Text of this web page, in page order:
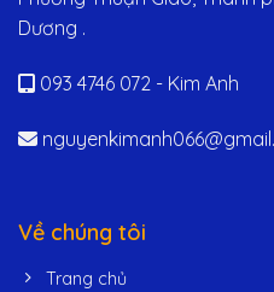
Dương .
093 4746 072 - Kim Anh
Về chúng tôi
Trang chủ